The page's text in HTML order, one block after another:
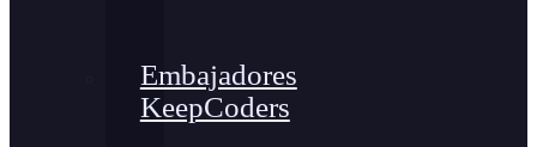
Embajadores
KeepCoders